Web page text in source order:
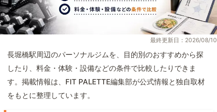
最終更新日：2026/08/10
長堀橋駅周辺のパーソナルジムを、目的別のおすすめから探
したり、料金・体験・設備などの条件で比較したりできま
す。掲載情報は、FIT PALETTE編集部が公式情報と独自取材
をもとに整理しています。